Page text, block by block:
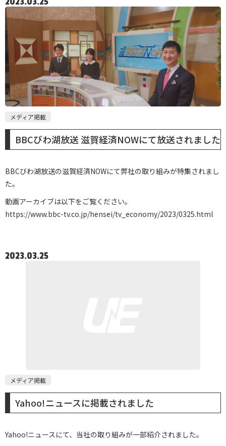
メディア掲載
BBCびわ湖放送 滋賀経済NOWにて放送されました
BBCびわ湖放送の滋賀経済NOWにて弊社の取り組みが特集されまし
た。
動画アーカイブは以下をご覧ください。
https://www.bbc-tv.co.jp/hensei/tv_economy/2023/0325.html
2023.03.25
メディア掲載
Yahoo!ニュースに掲載されました
Yahoo!ニュースにて、当社の取り組みが一部紹介されました。